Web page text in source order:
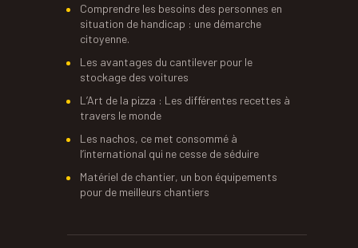
Comprendre les besoins des personnes en
situation de handicap : une démarche
citoyenne.
Les avantages du cantilever pour le
stockage des voitures
L’Art de la pizza : Les différentes recettes à
travers le monde
Les nachos, ce met consommé à
l’international qui ne cesse de séduire
Matériel de chantier, un bon équipements
pour de meilleurs chantiers